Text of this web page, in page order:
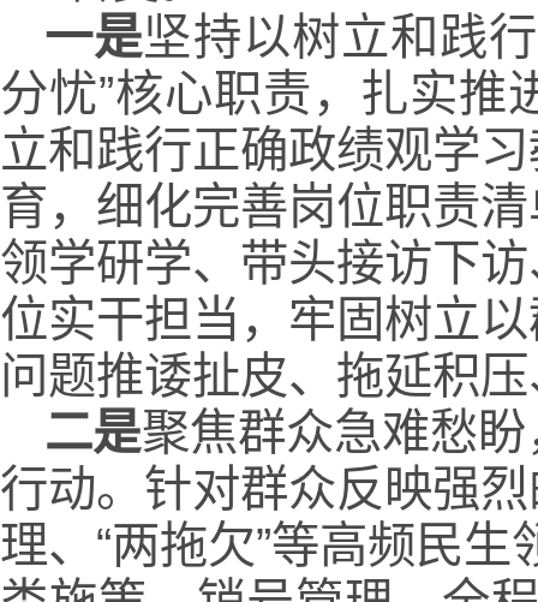
一是坚持以树立和践
分忧”核心职责，扎实
立和践行正确政绩观学
育，细化完善岗位职责
领学研学、带头接访下
位实干担当，牢固树立
问题推诿扯皮、拖延积
二是聚焦群众急难愁
行动。针对群众反映强
理、“两拖欠”等高频民